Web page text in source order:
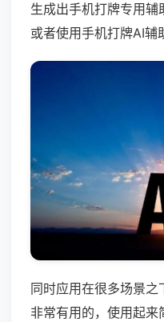
生成出手机打牌专用
或者使用手机打牌AI辅
同时应用在很多场景
非常有用的，使用起